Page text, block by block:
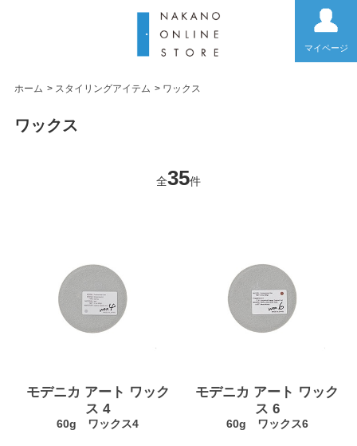
マイページ
ホーム > スタイリングアイテム > ワックス
ワックス
全35件
モデニカ アート ワック
ス 4
60g ワックス4
モデニカ アート ワック
ス 6
60g ワックス6